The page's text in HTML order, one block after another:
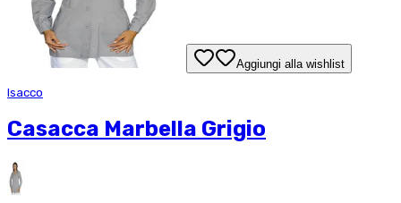
Aggiungi alla wishlist
Isacco
Casacca Marbella Grigio